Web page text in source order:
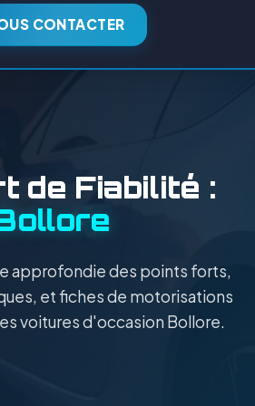
CONTACTER
de Fiabilité :
approfondie des points forts,
et fiches de motorisations
voitures d'occasion Bollore.